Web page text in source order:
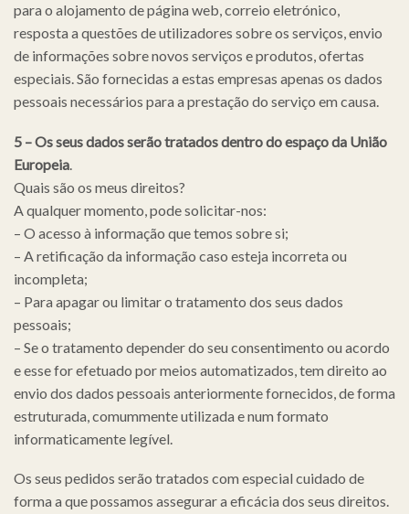
para o alojamento de página web, correio eletrónico,
resposta a questões de utilizadores sobre os serviços, envio
de informações sobre novos serviços e produtos, ofertas
especiais. São fornecidas a estas empresas apenas os dados
pessoais necessários para a prestação do serviço em causa.
5 – Os seus dados serão tratados dentro do espaço da União
Europeia
Quais são os meus direitos?
A qualquer momento, pode solicitar-nos:
– O acesso à informação que temos sobre si;
– A retificação da informação caso esteja incorreta ou
incompleta;
– Para apagar ou limitar o tratamento dos seus dados
pessoais;
– Se o tratamento depender do seu consentimento ou acordo
e esse for efetuado por meios automatizados, tem direito ao
envio dos dados pessoais anteriormente fornecidos, de forma
estruturada, comummente utilizada e num formato
informaticamente legível.
Os seus pedidos serão tratados com especial cuidado de
forma a que possamos assegurar a eficácia dos seus direitos.